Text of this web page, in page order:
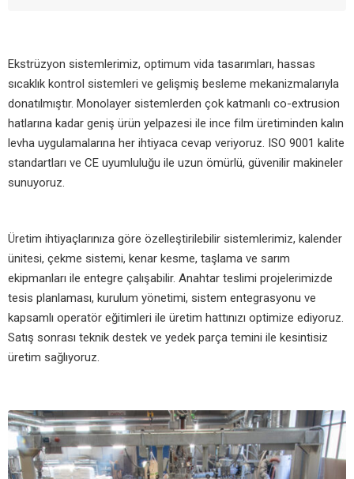
Ekstrüzyon sistemlerimiz, optimum vida tasarımları, hassas
sıcaklık kontrol sistemleri ve gelişmiş besleme mekanizmalarıyla
donatılmıştır. Monolayer sistemlerden çok katmanlı co-extrusion
hatlarına kadar geniş ürün yelpazesi ile ince film üretiminden kalın
levha uygulamalarına her ihtiyaca cevap veriyoruz. ISO 9001 kalite
standartları ve CE uyumluluğu ile uzun ömürlü, güvenilir makineler
sunuyoruz.
Üretim ihtiyaçlarınıza göre özelleştirilebilir sistemlerimiz, kalender
ünitesi, çekme sistemi, kenar kesme, taşlama ve sarım
ekipmanları ile entegre çalışabilir. Anahtar teslimi projelerimizde
tesis planlaması, kurulum yönetimi, sistem entegrasyonu ve
kapsamlı operatör eğitimleri ile üretim hattınızı optimize ediyoruz.
Satış sonrası teknik destek ve yedek parça temini ile kesintisiz
üretim sağlıyoruz.